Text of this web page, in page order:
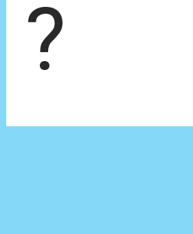
?